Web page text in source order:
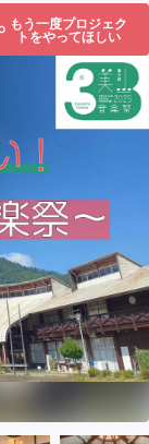
もう一度プロジェク
トをやってほしい